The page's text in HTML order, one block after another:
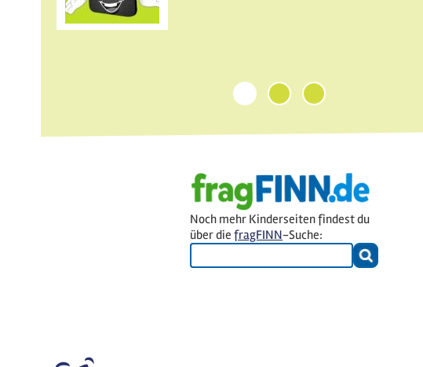
1 2 3
Noch mehr Kinderseiten findest du
über die fragFINN-Suche: